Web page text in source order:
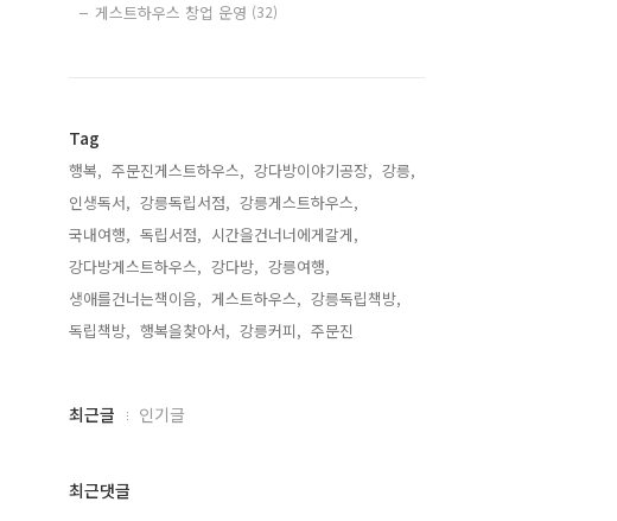
게스트하우스 창업 운영 (32)
Tag
행복, 주문진게스트하우스, 강다방이야기공장, 강릉,
인생독서, 강릉독립서점, 강릉게스트하우스,
국내여행, 독립서점, 시간을건너너에게갈게,
강다방게스트하우스, 강다방, 강릉여행,
생애를건너는책이음, 게스트하우스, 강릉독립책방,
독립책방, 행복을찾아서, 강릉커피, 주문진,
최
과
최근글 인기글
최근댓글